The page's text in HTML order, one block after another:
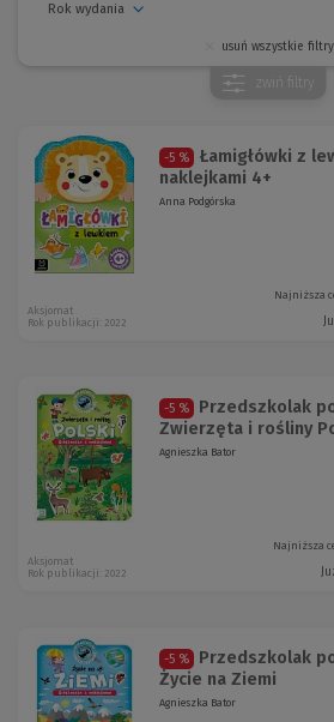
Rok wydania
usuń wszystkie filtry
zwiń filtry
-5 %
Łamigłówki z
naklejkami 4+
Anna Podgórska
Najniższa
Aksjomat
Rok publikacji: 2022
-5 %
Przedszkolak
Zwierzęta i rośliny
Agnieszka Bator
Najniższa
Aksjomat
Rok publikacji: 2022
-5 %
Przedszkolak
Życie na Ziemi
Agnieszka Bator